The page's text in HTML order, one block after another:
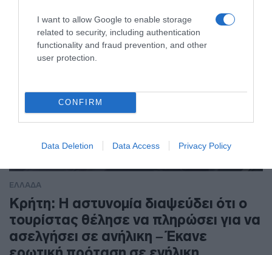
I want to allow Google to enable storage
related to security, including authentication
functionality and fraud prevention, and other
user protection.
CONFIRM
Data Deletion Data Access Privacy Policy
ΕΛΛΑΔΑ
Κρήτη: Η αστυνομία διαψεύδει ότι ο
τουρίστας θέλησε να πληρώσει για να
ασελγήσει σε ανήλικη – Έκανε